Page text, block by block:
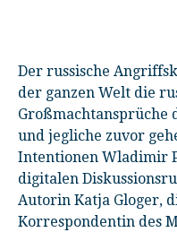
Der russische
der ganzen Welt die
Großmachtansprüche
und jegliche zuvor
Intentionen Wladimir
digitalen
Autorin Katja Gloger,
Korrespondentin des